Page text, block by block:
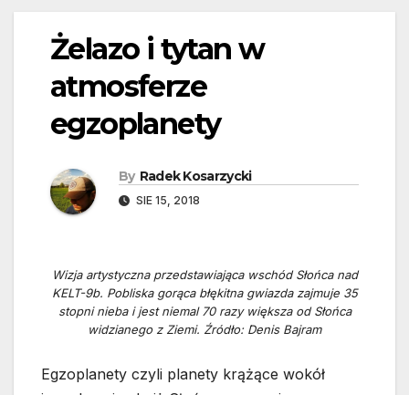
Żelazo i tytan w
atmosferze
egzoplanety
By Radek Kosarzycki
SIE 15, 2018
Wizja artystyczna przedstawiająca wschód Słońca nad
KELT-9b. Pobliska gorąca błękitna gwiazda zajmuje 35
stopni nieba i jest niemal 70 razy większa od Słońca
widzianego z Ziemi. Źródło: Denis Bajram
Egzoplanety czyli planety krążące wokół